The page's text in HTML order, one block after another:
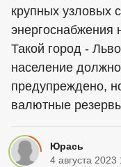
крупных узловых
энергоснабжения
Такой город -
население
предупреждено,
валютные
Юрась
4 августа 2023